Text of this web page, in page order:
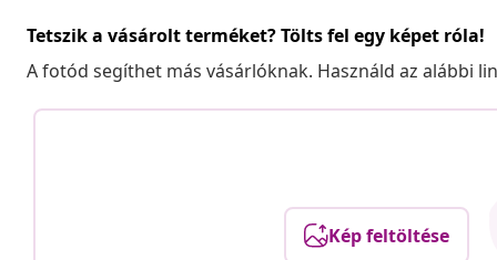
Tetszik a vásárolt terméket? Tölts fel egy képet róla!
A fotód segíthet más vásárlóknak. Használd az alábbi
Kép feltöltése